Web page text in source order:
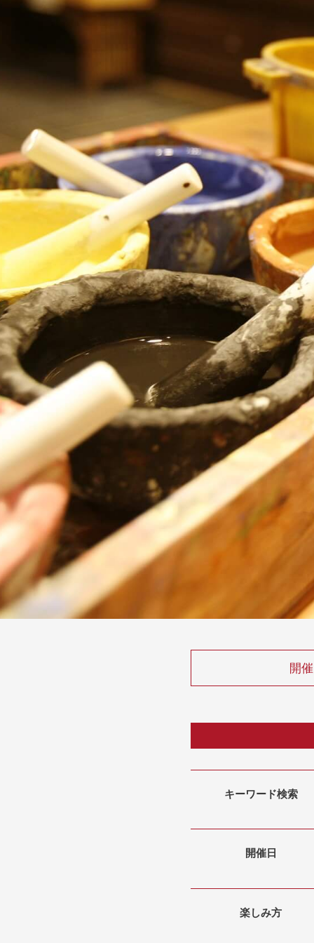
開
キーワード検索
開催日
楽しみ方